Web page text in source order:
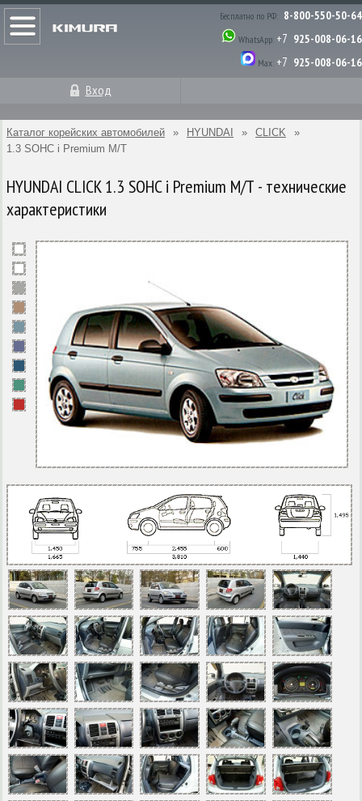
Бесплатно по РФ: 8-800-550-50-64
WhatsApp: +7 925-008-06-16
Max: +7 925-008-06-16
Вход
Каталог корейских автомобилей » HYUNDAI » CLICK
»
1.3 SOHC i Premium M/T
HYUNDAI CLICK 1.3 SOHC i Premium M/T - технические
характеристики